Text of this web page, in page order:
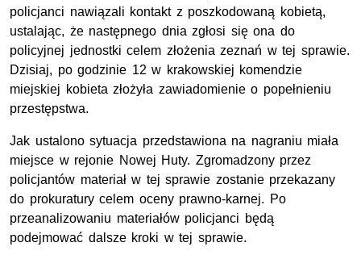
policjanci nawiązali kontakt z poszkodowaną kobietą,
ustalając, że następnego dnia zgłosi się ona do
policyjnej jednostki celem złożenia zeznań w tej sprawie.
Dzisiaj, po godzinie 12 w krakowskiej komendzie
miejskiej kobieta złożyła zawiadomienie o popełnieniu
przestępstwa.
Jak ustalono sytuacja przedstawiona na nagraniu miała
miejsce w rejonie Nowej Huty. Zgromadzony przez
policjantów materiał w tej sprawie zostanie przekazany
do prokuratury celem oceny prawno-karnej. Po
przeanalizowaniu materiałów policjanci będą
podejmować dalsze kroki w tej sprawie.